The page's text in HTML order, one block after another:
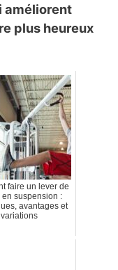
améliorent
plus heureux
faire un lever de
en suspension :
avantages et
variations